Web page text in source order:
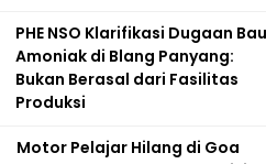
PHE NSO Klarifikasi Dugaan Bau
Amoniak di Blang Panyang:
Bukan Berasal dari Fasilitas
Produksi
Motor Pelajar Hilang di Goa